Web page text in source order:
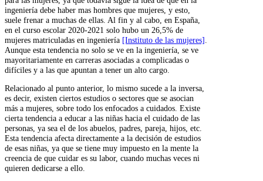
ingeniería debe haber mas hombres que mujeres, y esto,
suele frenar a muchas de ellas. Al fin y al cabo, en España,
en el curso escolar 2020-2021 solo hubo un 26,5% de
mujeres matriculadas en ingeniería [Instituto de las mujeres]
Aunque esta tendencia no solo se ve en la ingeniería, se ve
mayoritariamente en carreras asociadas a complicadas o
difíciles y a las que apuntan a tener un alto cargo.
Relacionado al punto anterior, lo mismo sucede a la inversa,
es decir, existen ciertos estudios o sectores que se asocian
más a mujeres, sobre todo los enfocados a cuidados. Existe
cierta tendencia a educar a las niñas hacia el cuidado de las
personas, ya sea el de los abuelos, padres, pareja, hijos, etc.
Esta tendencia afecta directamente a la decisión de estudios
de esas niñas, ya que se tiene muy impuesto en la mente la
creencia de que cuidar es su labor, cuando muchas veces ni
quieren dedicarse a ello.